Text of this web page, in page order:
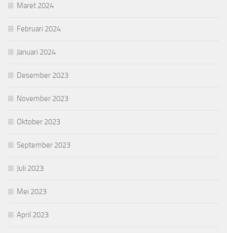
Maret 2024
Februari 2024
Januari 2024
Desember 2023
November 2023
Oktober 2023
September 2023
Juli 2023
Mei 2023
April 2023